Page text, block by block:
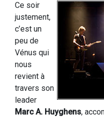
Ce soir
justement,
c’est un
peu de
Vénus qui
nous
revient à
travers son
leader
Marc A. Huyghens,